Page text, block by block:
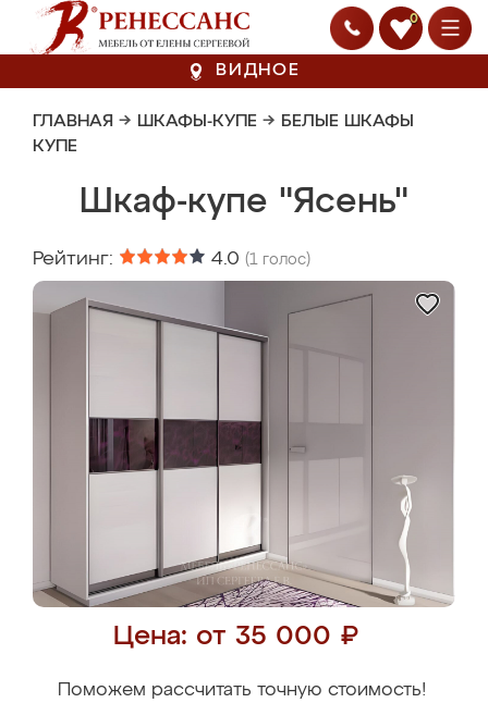
0
ВИДНОЕ
ГЛАВНАЯ → ШКАФЫ-КУПЕ → БЕЛЫЕ ШКАФЫ
КУПЕ
Шкаф-купе "Ясень"
Рейтинг: 4.0 (1 голос)
Цена: от 35 000 ₽
Поможем рассчитать точную стоимость!